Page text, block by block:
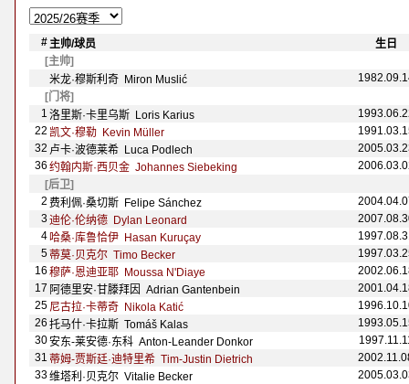
#主帅/球员 生日
[主帅]
米龙·穆斯利奇 Miron Muslić
[门将]
1 洛里斯·卡里乌斯 Loris Karius
22 凯文·穆勒 Kevin Müller
32 卢卡·波德莱希 Luca Podlech
36 约翰内斯·西贝金 Johannes Siebeking
[后卫]
2 费利佩·桑切斯 Felipe Sánchez
3 迪伦·伦纳德 Dylan Leonard
4哈桑·库鲁恰伊 Hasan Kuruçay
5 蒂莫·贝克尔 Timo Becker
16 穆萨·恩迪亚耶 Moussa N'Diaye
17 阿德里安·甘滕拜因 Adrian Gantenbein
25 尼古拉·卡蒂奇 Nikola Katić
26 托马什·卡拉斯 Tomáš Kalas
30安东-莱安德·东科 Anton-Leander Donkor
31 蒂姆-贾斯廷·迪特里希 Tim-Justin Dietrich
33维塔利·贝克尔 Vitalie Becker